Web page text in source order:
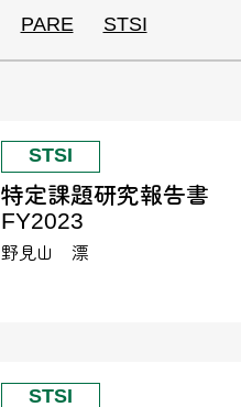
PARE STSI
STSI
特定課題研究報告書
FY2023
野見山 漂
STSI